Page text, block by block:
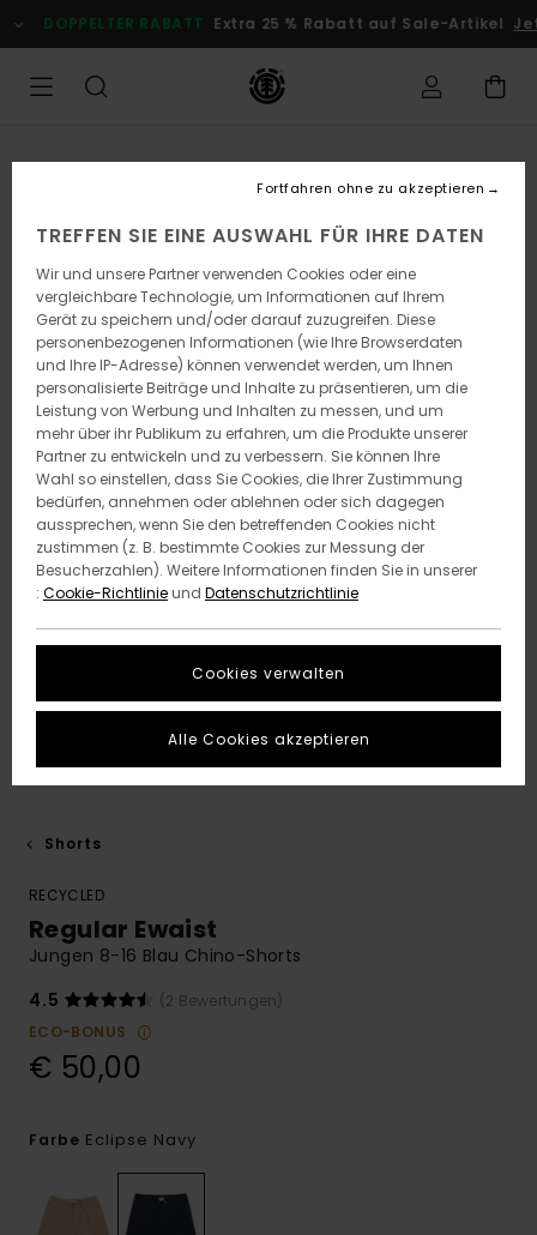
zur
Produktinformation
DOPPELTER RABATT Extra 25 % Rabatt auf Sale-Artikel
Shorts
RECYCLED
Regular Ewaist
Jungen 8-16 Blau Chino-Shorts
4.5
(2 Bewertungen)
ECO-BONUS
€ 50,00
Farbe Eclipse Navy
TREFFEN SIE EINE AUSWAHL FÜR IHRE DATEN
Wir und unsere Partner verwenden Cookies oder eine
vergleichbare Technologie, um Informationen auf Ihrem
Gerät zu speichern und/oder darauf zuzugreifen. Diese
personenbezogenen Informationen (wie Ihre Browserdaten
und Ihre IP-Adresse) können verwendet werden, um Ihnen
personalisierte Beiträge und Inhalte zu präsentieren, um die
Leistung von Werbung und Inhalten zu messen, und um
mehr über ihr Publikum zu erfahren, um die Produkte unserer
Partner zu entwickeln und zu verbessern. Sie können Ihre
Wahl so einstellen, dass Sie Cookies, die Ihrer Zustimmung
bedürfen, annehmen oder ablehnen oder sich dagegen
aussprechen, wenn Sie den betreffenden Cookies nicht
zustimmen (z. B. bestimmte Cookies zur Messung der
Besucherzahlen). Weitere Informationen finden Sie in unserer
: Cookie-Richtlinieund Datenschutzrichtlinie
Cookies verwalten
Fortfahren ohne zu akzeptieren
Alle Cookies akzeptieren